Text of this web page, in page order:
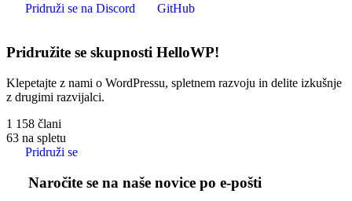
Pridruži se na Discord
GitHub
Pridružite se skupnosti HelloWP!
Klepetajte z nami o WordPressu, spletnem razvoju in delite izkušnje
z drugimi razvijalci.
1 158 člani
63 na spletu
Pridruži se
Naročite se na naše novice po e-pošti